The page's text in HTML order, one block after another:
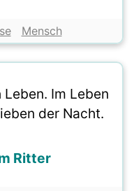
Mensch
Im Leben
der Nacht.
Ritter